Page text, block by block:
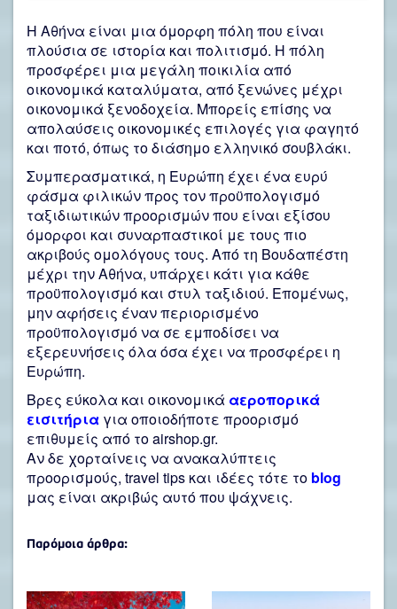
Η Αθήνα είναι μια όμορφη πόλη που είναι
πλούσια σε ιστορία και πολιτισμό. Η πόλη
προσφέρει μια μεγάλη ποικιλία από
οικονομικά καταλύματα, από ξενώνες μέχρι
οικονομικά ξενοδοχεία. Μπορείς επίσης να
απολαύσεις οικονομικές επιλογές για φαγητό
και ποτό, όπως το διάσημο ελληνικό σουβλάκι.
Συμπερασματικά, η Ευρώπη έχει ένα ευρύ
φάσμα φιλικών προς τον προϋπολογισμό
ταξιδιωτικών προορισμών που είναι εξίσου
όμορφοι και συναρπαστικοί με τους πιο
ακριβούς ομολόγους τους. Από τη Βουδαπέστη
μέχρι την Αθήνα, υπάρχει κάτι για κάθε
προϋπολογισμό και στυλ ταξιδιού. Επομένως,
μην αφήσεις έναν περιορισμένο
προϋπολογισμό να σε εμποδίσει να
εξερευνήσεις όλα όσα έχει να προσφέρει η
Ευρώπη.
Βρες εύκολα και οικονομικά αεροπορικά
εισιτήρια για οποιοδήποτε προορισμό
επιθυμείς από το airshop.gr.
Αν δε χορταίνεις να ανακαλύπτεις
προορισμούς, travel tips και ιδέες τότε το blog
μας είναι ακριβώς αυτό που ψάχνεις.
Παρόμοια άρθρα: